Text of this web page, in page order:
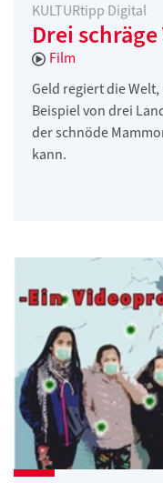
KULTURtipp Digital
Drei
Film
Geld regiert die
Beispiel von drei
der schnöde
kann.